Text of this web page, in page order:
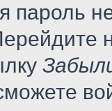
пароль